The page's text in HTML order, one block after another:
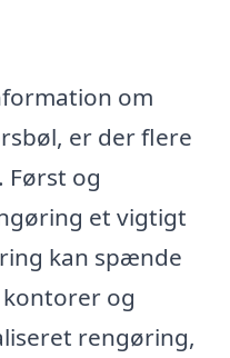
om
er der flere
Først og
et vigtigt
kan spænde
og
rengøring,